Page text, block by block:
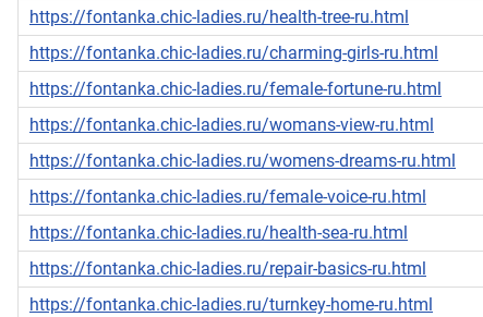
https://fontanka.chic-ladies.ru/health-tree-ru.html
https://fontanka.chic-ladies.ru/charming-girls-ru.html
https://fontanka.chic-ladies.ru/female-fortune-ru.html
https://fontanka.chic-ladies.ru/womans-view-ru.html
https://fontanka.chic-ladies.ru/womens-dreams-ru.html
https://fontanka.chic-ladies.ru/female-voice-ru.html
https://fontanka.chic-ladies.ru/health-sea-ru.html
https://fontanka.chic-ladies.ru/repair-basics-ru.html
https://fontanka.chic-ladies.ru/turnkey-home-ru.html